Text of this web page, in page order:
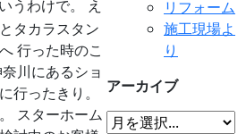
うわけで。 え
タカラスタン
行った時のこ
川にあるショ
行ったきり。
スターホーム
リフォーム
施工現場よ
り
アーカイブ